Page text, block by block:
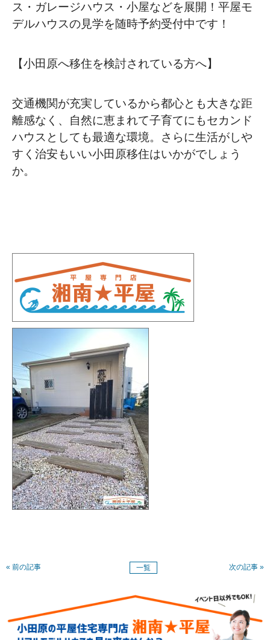
ス・ガレージハウス・小屋などを展開！平屋モ
デルハウスの見学を随時予約受付中です！
【小田原へ移住を検討されている方へ】
交通機関が充実しているから都心とも大きな距
離感なく、自然に恵まれて子育てにもセカンド
ハウスとしても最適な環境。さらに生活がしや
すく治安もいい小田原移住はいかがでしょう
か。
« 前の記事 一覧 次の記事 »